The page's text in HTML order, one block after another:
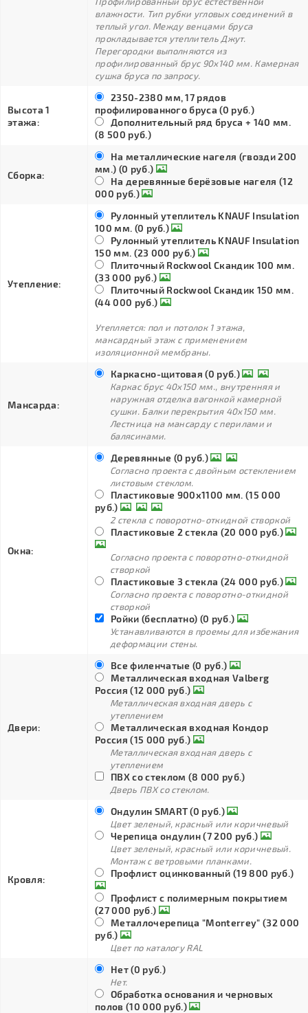
влажности. Тип рубки угловых соединений в
теплый угол. Между венцами бруса
прокладывается утеплитель Джут.
Перегородки выполняются из
профилированный брус 90х140 мм. Камерная
сушка бруса по запросу.
Высота 1
этажа:
2350-2380 мм, 17 рядов
профилированного бруса (0 руб.)
Дополнительный ряд бруса + 140 мм.
(8 500 руб.)
Сборка:
На металлические нагеля (гвозди 200
мм.) (0 руб.)
На деревянные берёзовые нагеля (12
000 руб.)
Утепление:
Рулонный утеплитель KNAUF Insulation
100 мм. (0 руб.)
Рулонный утеплитель KNAUF Insulation
150 мм. (23 000 руб.)
Плиточный Rockwool Скандик 100 мм.
(33 000 руб.)
Плиточный Rockwool Скандик 150 мм.
(44 000 руб.)
Утепляется: пол и потолок 1 этажа,
мансардный этаж с применением
изоляционной мембраны.
Мансарда:
Каркасно-щитовая (0 руб.)
Каркас брус 40х150 мм., внутренняя и
наружная отделка вагонкой камерной
сушки. Балки перекрытия 40х150 мм.
Лестница на мансарду с перилами и
балясинами.
Окна:
Деревянные (0 руб.)
Согласно проекта с двойным остеклением
листовым стеклом.
Пластиковые 900х1100 мм. (15 000
руб.)
2 стекла с поворотно-откидной створкой
Пластиковые 2 стекла (20 000 руб.)
Согласно проекта с поворотно-откидной
створкой
Пластиковые 3 стекла (24 000 руб.)
Согласно проекта с поворотно-откидной
створкой
Ройки (бесплатно) (0 руб.)
Устанавливаются в проемы для избежания
деформации стены.
Двери:
Все филенчатые (0 руб.)
Металлическая входная Valberg
Россия (12 000 руб.)
Металлическая входная дверь с
утеплением
Металлическая входная Кондор
Россия (15 000 руб.)
Металлическая входная дверь с
утеплением
ПВХ со стеклом (8 000 руб.)
Дверь ПВХ со стеклом.
Кровля:
Ондулин SMART (0 руб.)
Цвет зеленый, красный или коричневый
Черепица ондулин (7 200 руб.)
Цвет зеленый, красный или коричневый.
Монтаж с ветровыми планками.
Профлист оцинкованный (19 800 руб.)
Профлист с полимерным покрытием
(27 000 руб.)
Металлочерепица "Monterrey" (32 000
руб.)
Цвет по каталогу RAL
Нет (0 руб.)
Нет.
Обработка основания и черновых
полов (10 000 руб.)